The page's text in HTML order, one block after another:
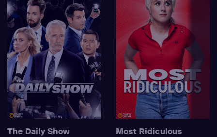
The Daily Show Most Ridiculous